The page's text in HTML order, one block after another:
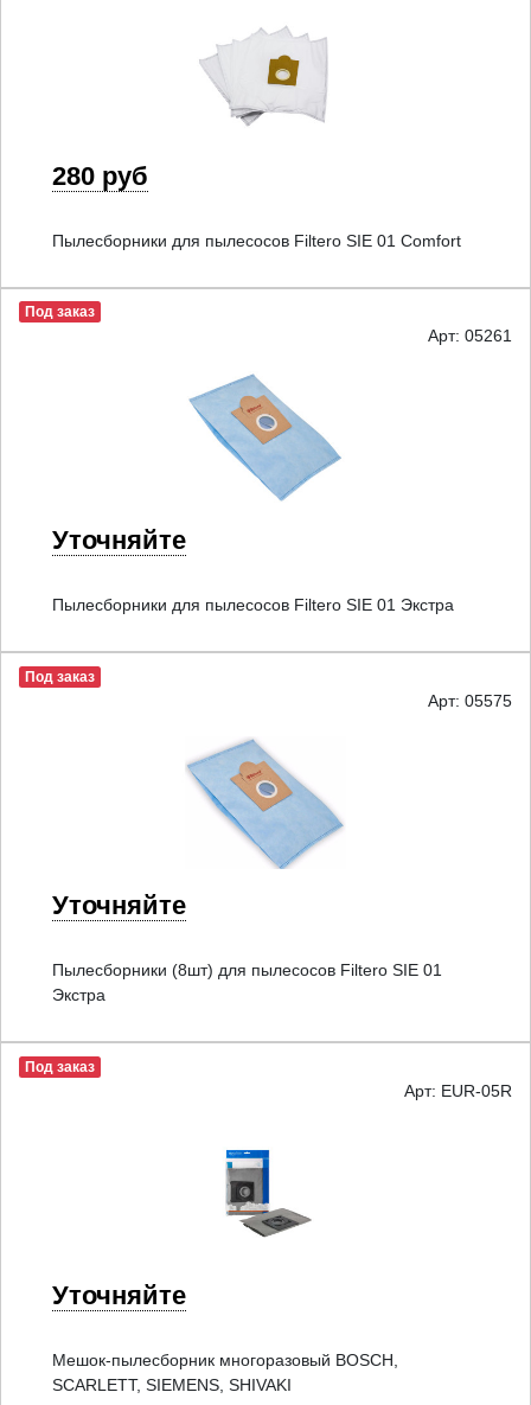
280 руб
Пылесборники для пылесосов Filtero SIE 01 Comfort
Под заказ
Арт: 05261
Уточняйте
Пылесборники для пылесосов Filtero SIE 01 Экстра
Под заказ
Арт: 05575
Уточняйте
Пылесборники (8шт) для пылесосов Filtero SIE 01
Экстра
Под заказ
Арт: EUR-05R
Уточняйте
Мешок-пылесборник многоразовый BOSCH,
SCARLETT, SIEMENS, SHIVAKI